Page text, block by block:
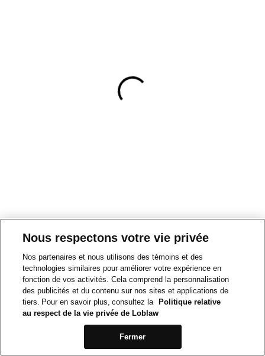
Nous respectons votre vie privée
Nos partenaires et nous utilisons des témoins et des
technologies similaires pour améliorer votre expérience en
fonction de vos activités. Cela comprend la personnalisation
des publicités et du contenu sur nos sites et applications de
tiers. Pour en savoir plus, consultez la
Politique relative
au respect de la vie privée de Loblaw
Fermer